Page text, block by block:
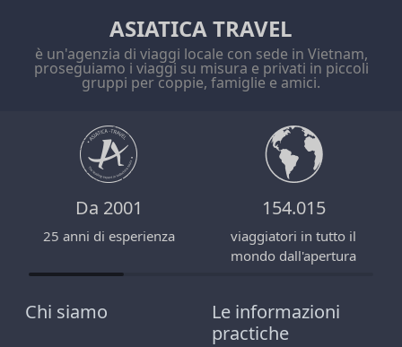
ASIATICA TRAVEL
è un'agenzia di viaggi locale con sede in Vietnam,
proseguiamo i viaggi su misura e privati in piccoli
gruppi per coppie, famiglie e amici.
Da 2001
25 anni di esperienza
154.015
viaggiatori in tutto il
mondo dall'apertura
Chi siamo
Le informazioni
practiche